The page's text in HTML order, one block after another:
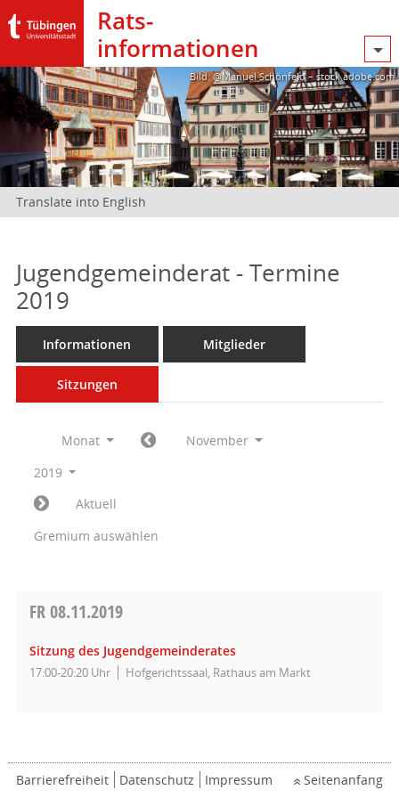
Rats­
informationen
Bild: @Manuel Schönfeld – stock.adobe.com
Translate into English
Jugendgemeinderat - Termine
2019
Informationen Mitglieder
Sitzungen
Monat
November
2019
Aktuell
Gremium auswählen
FR08.11.2019
Sitzung des Jugendgemeinderates
17:00-20:20 Uhr Hofgerichtssaal, Rathaus am Markt
Barrierefreiheit Datenschutz Impressum Seitenanfang